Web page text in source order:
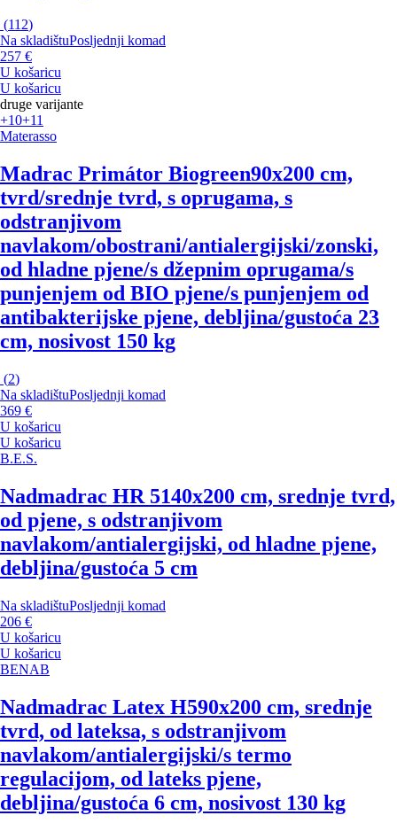
(112)
Na skladištuPosljednji komad
257 €
U košaricu
U košaricu
druge varijante
+10+11
Materasso
Madrac Primátor Biogreen90x200 cm,
tvrd/srednje tvrd, s oprugama, s
odstranjivom
navlakom/obostrani/antialergijski/zonski,
od hladne pjene/s džepnim oprugama/s
punjenjem od BIO pjene/s punjenjem od
antibakterijske pjene, debljina/gustoća 23
cm, nosivost 150 kg
(2)
Na skladištuPosljednji komad
369 €
U košaricu
U košaricu
B.E.S.
Nadmadrac HR 5140x200 cm, srednje tvrd,
od pjene, s odstranjivom
navlakom/antialergijski, od hladne pjene,
debljina/gustoća 5 cm
Na skladištuPosljednji komad
206 €
U košaricu
U košaricu
BENAB
Nadmadrac Latex H590x200 cm, srednje
tvrd, od lateksa, s odstranjivom
navlakom/antialergijski/s termo
regulacijom, od lateks pjene,
debljina/gustoća 6 cm, nosivost 130 kg